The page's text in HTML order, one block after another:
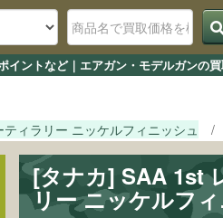
ントなど｜エアガン・モデルガンの
ィラリー ニッケルフィニッシュ
[タナカ] SAA 1st
リー ニッケルフ